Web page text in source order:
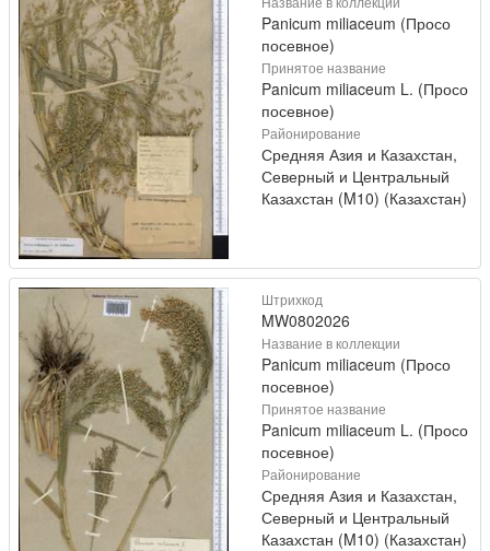
Panicum miliaceum (Просо
посевное)
Принятое название
Panicum miliaceum L. (Просо
посевное)
Районирование
Средняя Азия и Казахстан,
Северный и Центральный
Казахстан (M10) (Казахстан)
Штрихкод
MW0802026
Название в коллекции
Panicum miliaceum (Просо
посевное)
Принятое название
Panicum miliaceum L. (Просо
посевное)
Районирование
Средняя Азия и Казахстан,
Северный и Центральный
Казахстан (M10) (Казахстан)